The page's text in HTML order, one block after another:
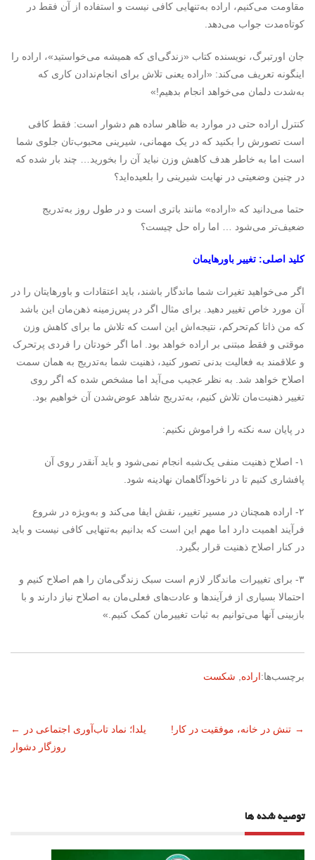
مقاومت می‌کنیم، اراده به‌تنهایی کافی نیست و استفاده از آن فقط در
کوتاه‌مدت جواب می‌دهد.
جان اورتبرگ، نویسنده کتاب «زندگی‌ای که همیشه می‌خواستید»، اراده را
اینگونه تعریف می‌کند: «اراده یعنی تلاش برای انجام‌ندادن کاری که
به‌شدت دلمان می‌خواهد انجام بدهیم!»
کنترل اراده حتی در موارد به‌ ظاهر ساده هم دشوار است: فقط کافی
است تصورش را بکنید که در یک مهمانی، شیرینی محبوب‌تان جلوی شما
است اما به خاطر هدف کاهش وزن نباید آن را بخورید… چند بار شده که
در چنین وضعیتی در نهایت شیرینی را بلعیده‌اید؟
حتما می‌دانید که «اراده» مانند باتری است و در طول روز به‌تدریج
ضعیف‌تر می‌شود … اما راه حل چیست؟
کلید اصلی: تغییر باورهایمان
اگر می‌خواهید تغیرات شما ماندگار باشند، باید اعتقادات و باورهایتان را در
آن مورد خاص تغییر دهید. برای مثال اگر در پس‌زمینه‌ ذهن‌مان این باشد
که من ذاتا کم‌تحرکم، نتیجه‌اش این است که تلاش ما برای کاهش وزن
موقتی و فقط مبتنی بر اراده خواهد بود. اما اگر خودتان را فردی پرتحرک
و علاقمند به فعالیت بدنی تصور کنید، ذهنیت شما به‌تدریج به همان سمت
اصلاح خواهد شد. به نظر عجیب می‌آید اما مشخص شده که اگر روی
تغییر ذهنیت‌مان تلاش کنیم، به‌تدریج شاهد عوض‌شدن آن خواهیم بود.
در پایان سه نکته را فراموش نکنیم:
۱- اصلاح ذهنیت منفی یک‌شبه انجام نمی‌شود و باید آنقدر روی آن
پافشاری کنیم تا در ناخودآگاهمان نهادینه شود.
۲- اراده همچنان در مسیر تغییر، نقش ایفا می‌کند و به‌ویژه در شروع
فرآیند اهمیت دارد اما مهم این است که بدانیم به‌تنهایی کافی نیست و باید
در کنار اصلاح ذهنیت‌ قرار بگیرد.
۳- برای تغییرات ماندگار لازم است سبک زندگی‌مان را هم اصلاح کنیم و
احتمالا بسیاری از فرآیندها و عادت‌های فعلی‌مان به اصلاح نیاز دارند و با
بازبینی آنها می‌توانیم به ثبات تغییرمان کمک کنیم.»
برچسب‌ها:اراده, شکست
ناوبری
←
یلدا؛ نماد تاب‌آوری اجتماعی در
روزگار دشوار
تنش در خانه، موفقیت در کار! →
توصیه شده ها